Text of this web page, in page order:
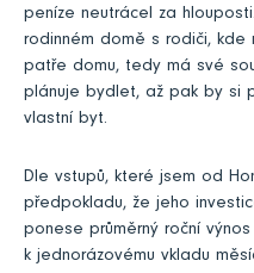
peníze neutrácel za
rodinném domě s rodiči, kde
patře domu, tedy má své
plánuje bydlet, až pak by si
vlastní byt.
Dle vstupů, které jsem od
předpokladu, že jeho
ponese průměrný roční
k jednorázovému vkladu